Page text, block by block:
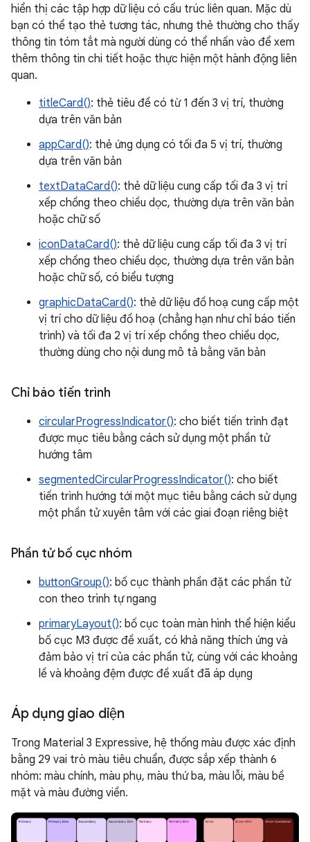
hiển thị các tập hợp dữ liệu có cấu trúc liên quan. Mặc dù
bạn có thể tạo thẻ tương tác, nhưng thẻ thường cho thấy
thông tin tóm tắt mà người dùng có thể nhấn vào để xem
thêm thông tin chi tiết hoặc thực hiện một hành động liên
quan.
titleCard(): thẻ tiêu đề có từ 1 đến 3 vị trí, thường
dựa trên văn bản
appCard(): thẻ ứng dụng có tối đa 5 vị trí, thường
dựa trên văn bản
textDataCard(): thẻ dữ liệu cung cấp tối đa 3 vị trí
xếp chồng theo chiều dọc, thường dựa trên văn bản
hoặc chữ số
iconDataCard(): thẻ dữ liệu cung cấp tối đa 3 vị trí
xếp chồng theo chiều dọc, thường dựa trên văn bản
hoặc chữ số, có biểu tượng
graphicDataCard(): thẻ dữ liệu đồ hoạ cung cấp một
vị trí cho dữ liệu đồ hoạ (chẳng hạn như chỉ báo tiến
trình) và tối đa 2 vị trí xếp chồng theo chiều dọc,
thường dùng cho nội dung mô tả bằng văn bản
Chỉ báo tiến trình
circularProgressIndicator(): cho biết tiến trình đạt
được mục tiêu bằng cách sử dụng một phần tử
hướng tâm
segmentedCircularProgressIndicator(): cho biết
tiến trình hướng tới một mục tiêu bằng cách sử dụng
một phần tử xuyên tâm với các giai đoạn riêng biệt
Phần tử bố cục nhóm
buttonGroup(): bố cục thành phần đặt các phần tử
con theo trình tự ngang
primaryLayout(): bố cục toàn màn hình thể hiện kiểu
bố cục M3 được đề xuất, có khả năng thích ứng và
đảm bảo vị trí của các phần tử, cùng với các khoảng
lề và khoảng đệm được đề xuất đã áp dụng
Áp dụng giao diện
Trong Material 3 Expressive, hệ thống màu được xác định
bằng 29 vai trò màu tiêu chuẩn, được sắp xếp thành 6
nhóm: màu chính, màu phụ, màu thứ ba, màu lỗi, màu bề
mặt và màu đường viền.